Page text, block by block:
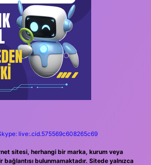
live:.cid.575569c608265c69
sitesi, herhangi bir marka, kurum veya
bağlantısı bulunmamaktadır. Sitede yalnızca